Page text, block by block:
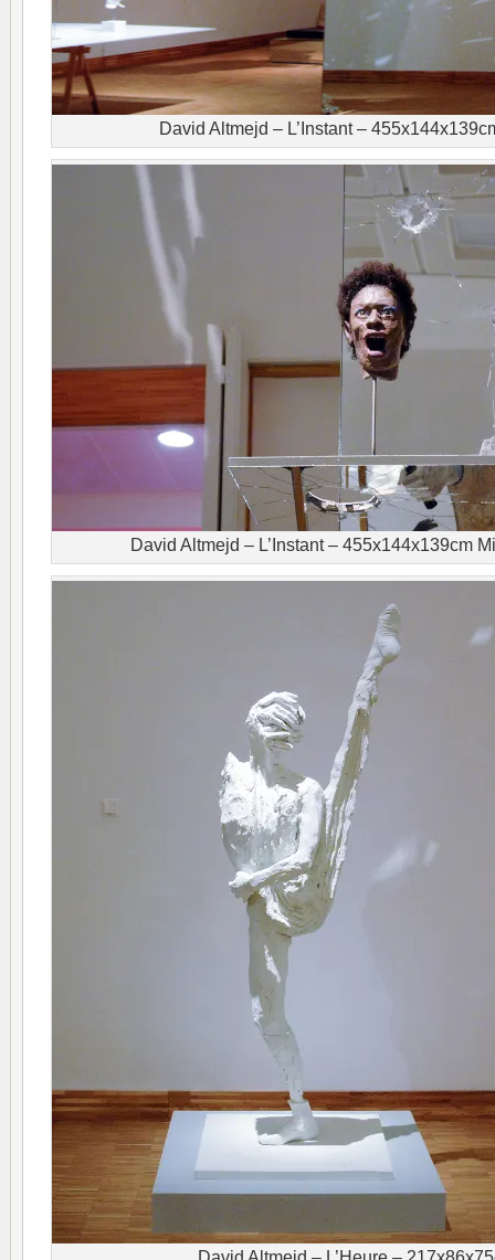
David Altmejd – L’Instant –
David Altmejd – L’Instant – 455x144x139cm